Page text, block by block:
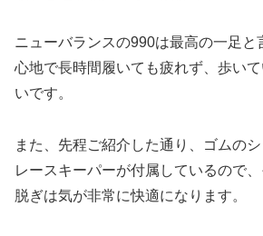
ニューバランスの990は最高の一足と
心地で長時間履いても疲れず、歩い
いです。
また、先程ご紹介した通り、ゴムの
レースキーパーが付属しているので、
脱ぎは気が非常に快適になります。